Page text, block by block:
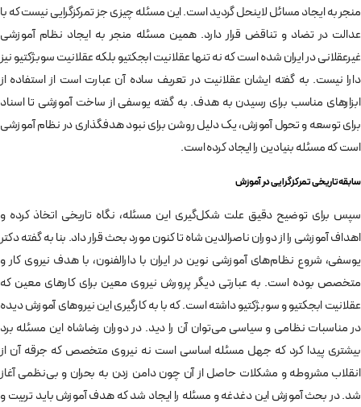
منجر به ایجاد مسائل لاینحل گردید است. این مسئله چیزی جز تمرکزگرایی نیست که با
عدالت در تضاد و تناقض قرار دارد. همین مسئله منجر به ایجاد نظام آموزشی
غیرعقلانی در ایران شده است که نه تنها عقلانیت ابجکتیو بلکه عقلانیت سوبژکتیو نیز
دارا نیست. به گفته ایشان عقلانیت در تعریف ساده آن عبارت است از استفاده از
ابزارهای مناسب برای رسیدن به هدف. به گفته یوسفی از ساخت آموزشی تا اسناد
برای توسعه و تحول آموزش، یک دلیل روشن برای نبود هدف­گذاری در نظام آموزشی
است که مسئله بنیادین را ایجاد کرده است.
سابقه تاریخی تمرکزگرایی در آموزش
سپس برای توضیح دقیق علت شکل­‌گیری این مسئله، نگاه تاریخی اتخاذ کرده و
اهداف آموزشی را از دوران ناصرالدین شاه تا کنون مورد بحث قرار داد. بنا به گفته دکتر
یوسفی، شروع نظام‌­های آموزشی نوین در ایران با دارالفنون، با هدف نیروی کار و
متخصص بوده است. به عبارتی دیگر پرورش نیروی معین برای کارهای معین که
عقلانیت ابجکتیو و سوبژکتیو داشته است. که با به کارگیری این نیروهای آموزش دیده
در مناسبات نظامی و سیاسی می‌­توان آن را دید. در دوران رضاشاه این مسئله برد
بیشتری پیدا کرد که جهل مسئله اساسی است نه نیروی متخصص که جرقه آن از
انقلاب مشروطه و مشکلات حاصل از آن چون دامن زدن به بحران و بی‌­نظمی آغاز
شد. در بحث آموزش این دغدغه و مسئله را ایجاد شد که هدف آموزش باید تربیت و